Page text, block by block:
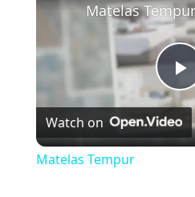
P
l
Matelas Tempur
Watch on
Matelas Tempur